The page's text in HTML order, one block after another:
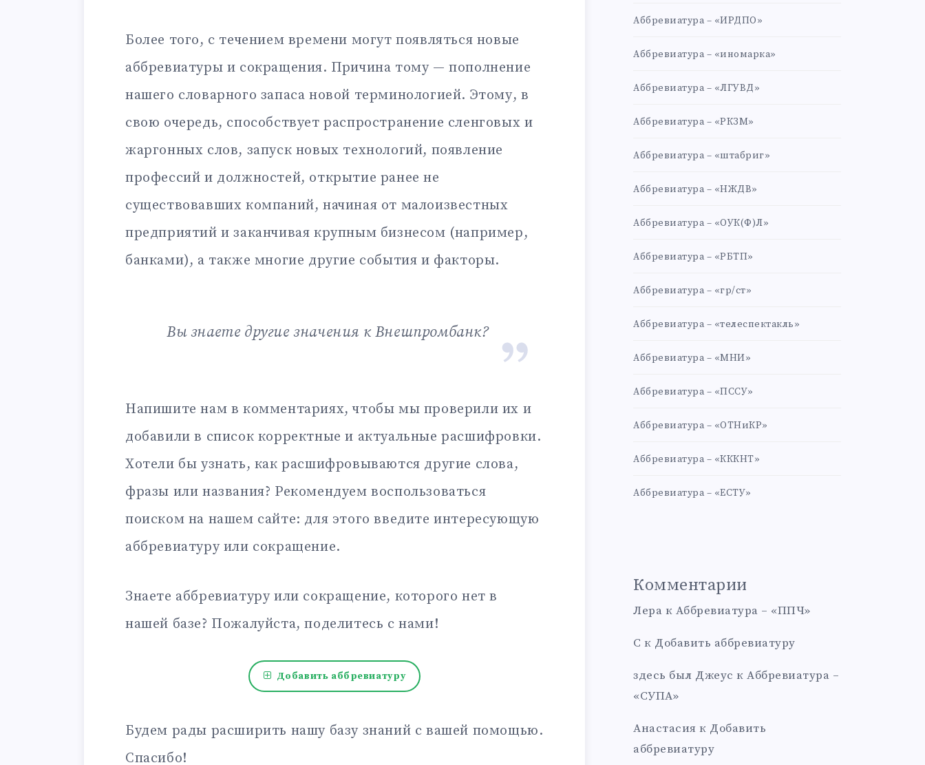
Более того, с течением времени могут появляться новые
аббревиатуры и сокращения. Причина тому — пополнение
нашего словарного запаса новой терминологией. Этому, в
свою очередь, способствует распространение сленговых и
жаргонных слов, запуск новых технологий, появление
профессий и должностей, открытие ранее не
существовавших компаний, начиная от малоизвестных
предприятий и заканчивая крупным бизнесом (например,
банками), а также многие другие события и факторы.
Вы знаете другие значения к Внешпромбанк?
Напишите нам в комментариях, чтобы мы проверили их и
добавили в список корректные и актуальные расшифровки.
Хотели бы узнать, как расшифровываются другие слова,
фразы или названия? Рекомендуем воспользоваться
поиском на нашем сайте: для этого введите интересующую
аббревиатуру или сокращение.
Знаете аббревиатуру или сокращение, которого нет в
нашей базе? Пожалуйста, поделитесь с нами!
Добавить аббревиатуру
Будем рады расширить нашу базу знаний с вашей помощью.
Спасибо!
Аббревиатура – «ИРДПО»
Аббревиатура – «иномарка»
Аббревиатура – «ЛГУВД»
Аббревиатура – «РКЗМ»
Аббревиатура – «штабриг»
Аббревиатура – «НЖДВ»
Аббревиатура – «ОУК(Ф)Л»
Аббревиатура – «РБТП»
Аббревиатура – «гр/ст»
Аббревиатура – «телеспектакль»
Аббревиатура – «МНИ»
Аббревиатура – «ПССУ»
Аббревиатура – «ОТНиКР»
Аббревиатура – «КККНТ»
Аббревиатура – «ЕСТУ»
Комментарии
Лера к Аббревиатура – «ППЧ»
С к Добавить аббревиатуру
здесь был Джеус к Аббревиатура –
«СУПА»
Анастасия к Добавить
аббревиатуру